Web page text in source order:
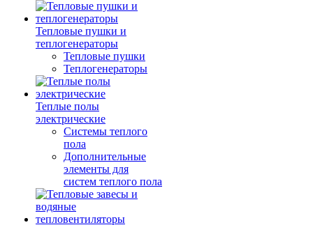
Тепловые пушки и
теплогенераторы
Тепловые пушки
Теплогенераторы
Теплые полы
электрические
Системы теплого
пола
Дополнительные
элементы для
систем теплого пола